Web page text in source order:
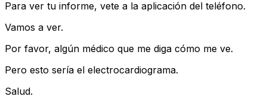
Para ver tu informe, vete a la aplicación del teléfono.
Vamos a ver.
Por favor, algún médico que me diga cómo me ve.
Pero esto sería el electrocardiograma.
Salud.